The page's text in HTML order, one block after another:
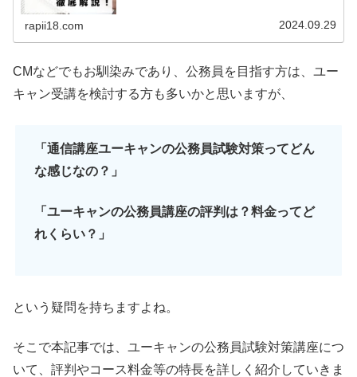
rapii18.com 2024.09.29
CMなどでもお馴染みであり、公務員を目指す方は、ユー
キャン受講を検討する方も多いかと思いますが、
「通信講座ユーキャンの公務員試験対策ってどん
な感じなの？」
「ユーキャンの公務員講座の評判は？料金ってど
れくらい？」
という疑問を持ちますよね。
そこで本記事では、ユーキャンの公務員試験対策講座につ
いて、評判やコース料金等の特長を詳しく紹介していきま